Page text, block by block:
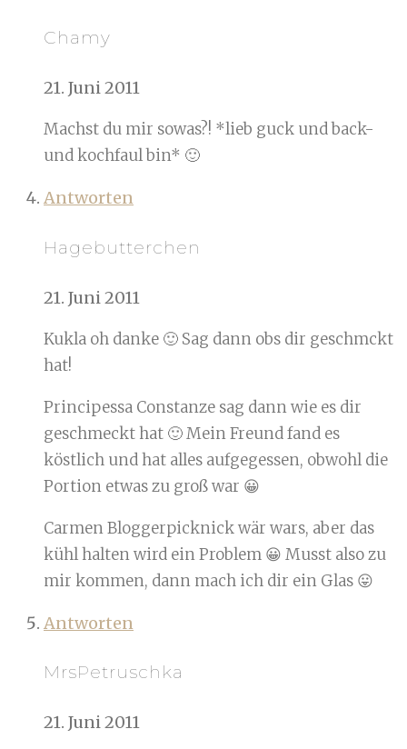
Chamy
21. Juni 2011
Machst du mir sowas?! *lieb guck und back-
und kochfaul bin* 🙂
Antworten
Hagebutterchen
21. Juni 2011
Kukla oh danke 🙂 Sag dann obs dir geschmckt
hat!
Principessa Constanze sag dann wie es dir
geschmeckt hat 🙂 Mein Freund fand es
köstlich und hat alles aufgegessen, obwohl die
Portion etwas zu groß war 😀
Carmen Bloggerpicknick wär wars, aber das
kühl halten wird ein Problem 😀 Musst also zu
mir kommen, dann mach ich dir ein Glas 😛
Antworten
MrsPetruschka
21. Juni 2011